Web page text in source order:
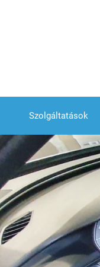
Szolgáltatások